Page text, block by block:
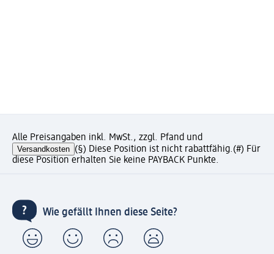
Alle Preisangaben inkl. MwSt., zzgl. Pfand und
Versandkosten (§) Diese Position ist nicht rabattfähig.(#) Für
diese Position erhalten Sie keine PAYBACK Punkte.
Wie gefällt Ihnen diese Seite?